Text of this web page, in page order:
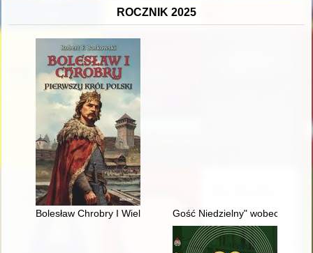
ROCZNIK 2025
Bolesław Chrobry I Wielki : pierwszy król Polski
Gość Niedzielny" wobec